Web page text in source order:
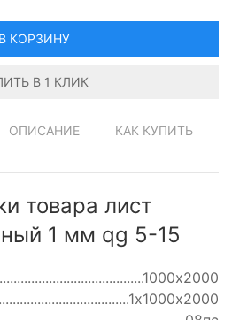
В КОРЗИНУ
В 1 КЛИК
ОПИСАНИЕ
КАК КУПИТЬ
товара лист
1 мм qg 5-15
1000х2000
1х1000х2000